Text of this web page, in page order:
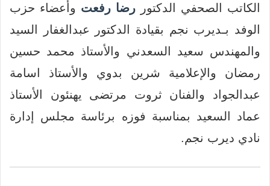
الكاتب الصحفي الدكتور رضا رفعت وأعضاء حزب
الوفد بـديرب نجم بقيادة الدكتور عبدالغفار السيد
والمهندس سعيد السعدني والأستاذ محمد حسين
رمضان والإعلامية شرين بدوي والأستاذ اسامة
عبدالجواد والفنان ثروت مرتضى يهنئون الأستاذ
عماد السعيد بمناسبة فوزه برئاسة مجلس إدارة
نادي ديرب نجم.